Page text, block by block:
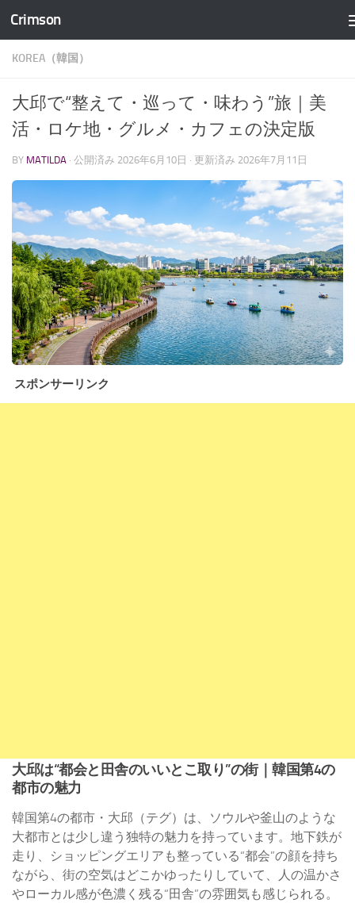
コンテンツへスキップ
Crimson
KOREA（韓国）
大邱で“整えて・巡って・味わう”旅｜美
活・ロケ地・グルメ・カフェの決定版
BY MATILDA · 公開済み 2026年6月10日 · 更新済み 2026年7月11日
スポンサーリンク
大邱は“都会と田舎のいいとこ取り”の街｜韓国第4の
都市の魅力
韓国第4の都市・大邱（テグ）は、ソウルや釜山のような
大都市とは少し違う独特の魅力を持っています。地下鉄が
走り、ショッピングエリアも整っている“都会”の顔を持ち
ながら、街の空気はどこかゆったりしていて、人の温かさ
やローカル感が色濃く残る“田舎”の雰囲気も感じられる。